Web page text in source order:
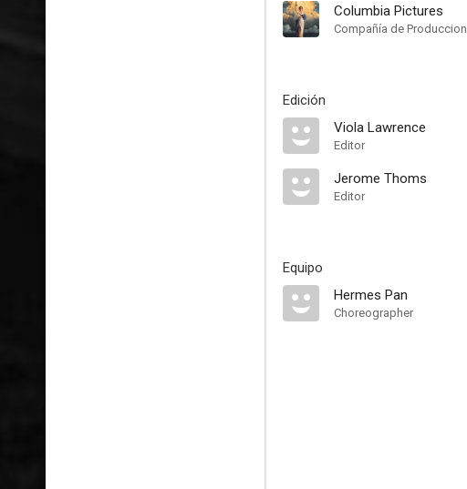
Columbia Pictures
Compañía de Produccion
Edición
Viola Lawrence
Editor
Jerome Thoms
Editor
Equipo
Hermes Pan
Choreographer